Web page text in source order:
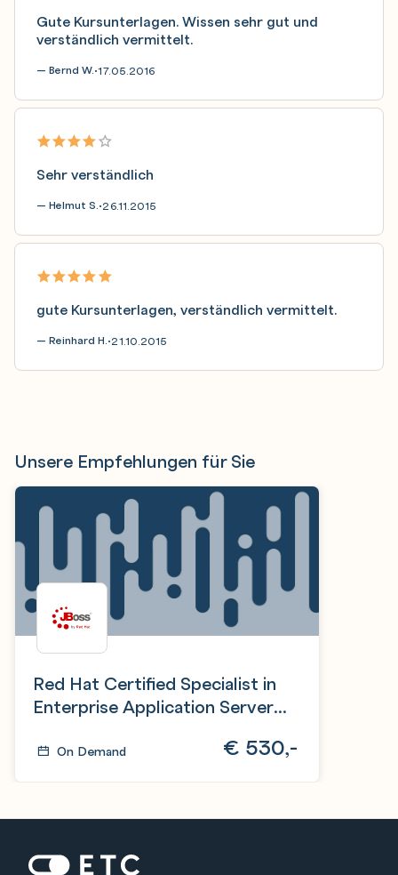
Gute Kursunterlagen. Wissen sehr gut und
verständlich vermittelt.
— Bernd W. •17.05.2016
Sehr verständlich
— Helmut S. •26.11.2015
gute Kursunterlagen, verständlich vermittelt.
— Reinhard H. •21.10.2015
Unsere Empfehlungen für Sie
Red Hat Certified Specialist in
Enterprise Application Server
On Demand € 530,-
Startseite: ETC